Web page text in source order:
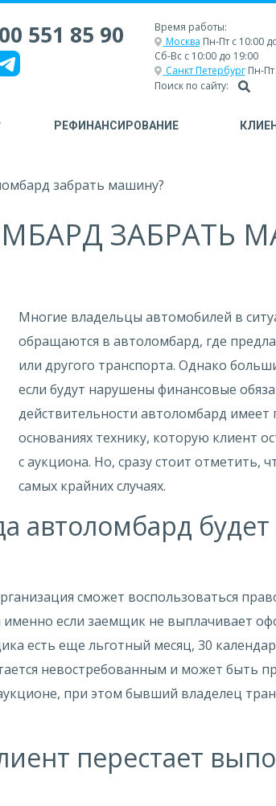
551 85 90
Время работы:
Москва Пн-Пт с 10:00
Сб-Вс с 10:00 до 19:00
Санкт ПетербургПн-Пт
Поиск по сайту:
РЕФИНАНСИРОВАНИЕ
забрать машину?
ЗАБРАТЬ
Многие владельцы автомобилей в
обращаются в автоломбард, где
или другого транспорта. Однако
если будут нарушены финансовые
действительности автоломбард
основаниях технику, которую клиент
с аукциона. Но, сразу стоит отметить,
самых крайних случаях.
автоломбард
сможет воспользоваться
именно если заемщик не выплачивает
есть еще льготный месяц, 30
невостребованным и может быть
при этом бывший владелец
перестает